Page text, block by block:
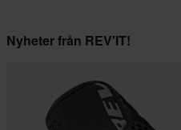
Nyheter från REV'IT!